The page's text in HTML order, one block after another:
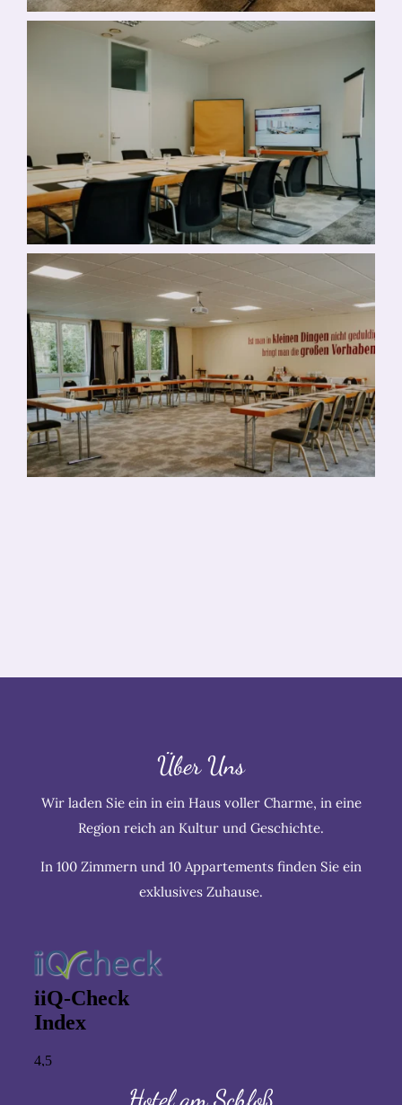
Über Uns
Wir laden Sie ein in ein Haus voller Charme, in eine
Region reich an Kultur und Geschichte.
In 100 Zimmern und 10 Appartements finden Sie ein
exklusives Zuhause.
Hotel am Schloß